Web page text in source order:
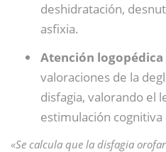
deshidratación,
asfixia.
Atención logopédica
valoraciones de la
disfagia, valorando el
estimulación
«Se calcula que la disfagia